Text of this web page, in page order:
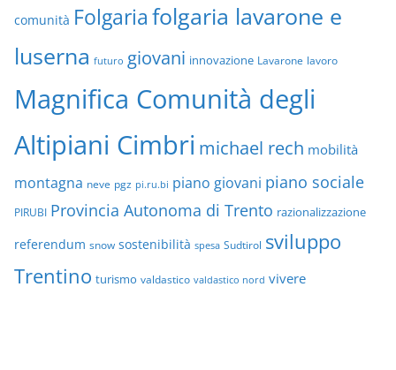
comunità Folgariafolgaria lavarone e
luserna futuro giovani innovazione Lavarone lavoro
Magnifica Comunità degli
Altipiani Cimbri michael rech mobilità
montagna neve pgz pi.ru.bi piano giovani piano sociale
PIRUBI Provincia Autonoma di Trento razionalizzazione
referendum snow sostenibilità spesa Sudtirol sviluppo
Trentino turismo valdastico valdastico nord vivere